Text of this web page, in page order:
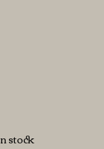
stock